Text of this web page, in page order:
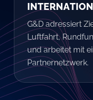
G&D adressiert
Luftfahrt,
und arbeitet mit
Partnernetzwerk.